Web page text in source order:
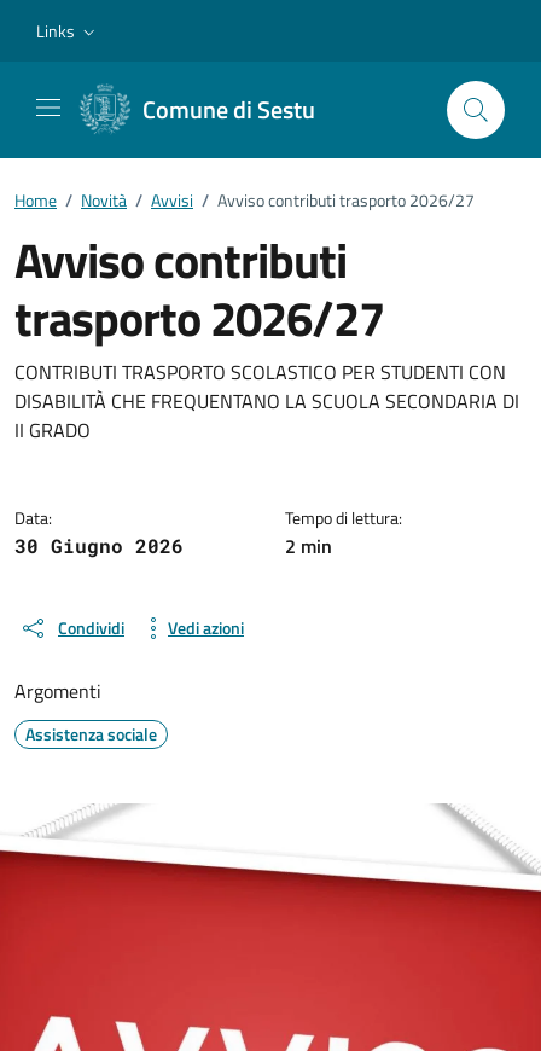
Links
Comune di Sestu
Home / Novità / Avvisi / Avviso contributi trasporto 2026/27
Avviso contributi
trasporto 2026/27
Dettagli della notizia
CONTRIBUTI TRASPORTO SCOLASTICO PER STUDENTI CON
DISABILITÀ CHE FREQUENTANO LA SCUOLA SECONDARIA DI
II GRADO
Data:
30 Giugno 2026
Tempo di lettura:
2 min
Condividi Vedi azioni
Argomenti
Assistenza sociale